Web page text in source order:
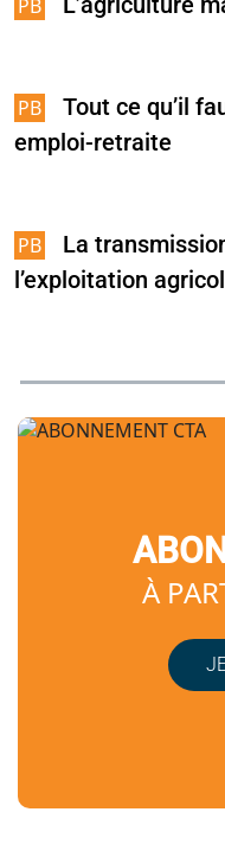
Tout ce qu’il
emploi-retraite
La
l’exploitation
À